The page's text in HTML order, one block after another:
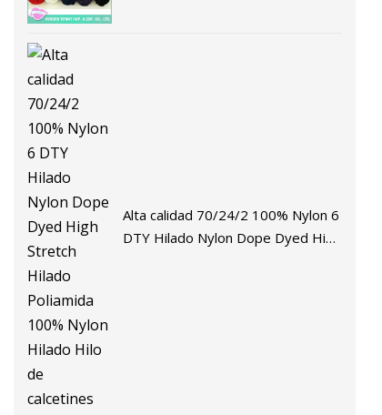
Alta calidad 70/24/2 100% Nylon 6
DTY Hilado Nylon Dope Dyed High